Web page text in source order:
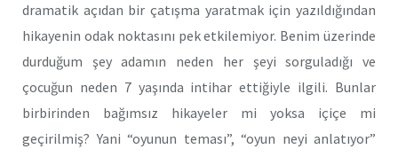
dramatik açıdan bir çatışma yaratmak için yazıldığından
hikayenin odak noktasını pek etkilemiyor. Benim üzerinde
durduğum şey adamın neden her şeyi sorguladığı ve
çocuğun neden 7 yaşında intihar ettiğiyle ilgili. Bunlar
birbirinden bağımsız hikayeler mi yoksa içiçe mi
geçirilmiş? Yani “oyunun teması”, “oyun neyi anlatıyor”